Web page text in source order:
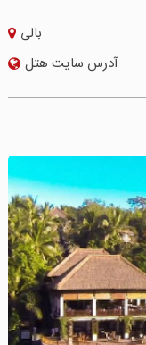
بالی
آدرس سایت هتل